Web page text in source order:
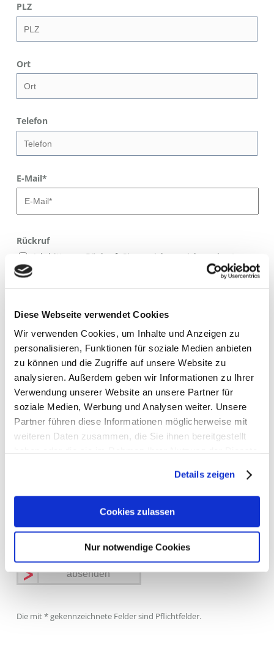
Diese Webseite verwendet Cookies
Wir verwenden Cookies, um Inhalte und Anzeigen zu
personalisieren, Funktionen für soziale Medien anbieten
zu können und die Zugriffe auf unsere Website zu
analysieren. Außerdem geben wir Informationen zu Ihrer
Verwendung unserer Website an unsere Partner für
soziale Medien, Werbung und Analysen weiter. Unsere
Partner führen diese Informationen möglicherweise mit
weiteren Daten zusammen, die Sie ihnen bereitgestellt
Details zeigen
Cookies zulassen
Nur notwendige Cookies
PLZ
Ort
Telefon
E-Mail*
Rückruf
Ich bitte um Rückruf. Sie erreichen mich am besten
Wie sind Sie auf uns aufmerksam geworden?
Datenschutz*
Ja, ich habe dieDatenschutzerklärungzur Kenntnis
genommen und bin damit einverstanden dass die von
mir angegebenen Daten elektronisch erhoben und
Beantwortung meiner Anfrage genutzt.
Die mit * gekennzeichnete Felder sind Pflichtfelder.